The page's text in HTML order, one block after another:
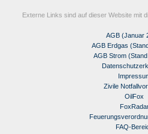
Externe Links sind auf dieser Website mit
AGB (Januar
AGB Erdgas
AGB Strom
Zivile
OilFox
FAQ-